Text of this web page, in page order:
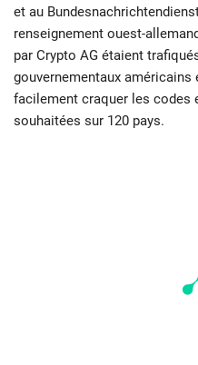
et au
renseignement ouest-
par Crypto AG étaient
gouvernementaux
facilement craquer les codes
souhaitées sur 120 pays.